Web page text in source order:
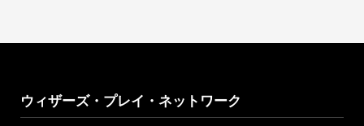
ウィザーズ・プレイ・ネットワーク